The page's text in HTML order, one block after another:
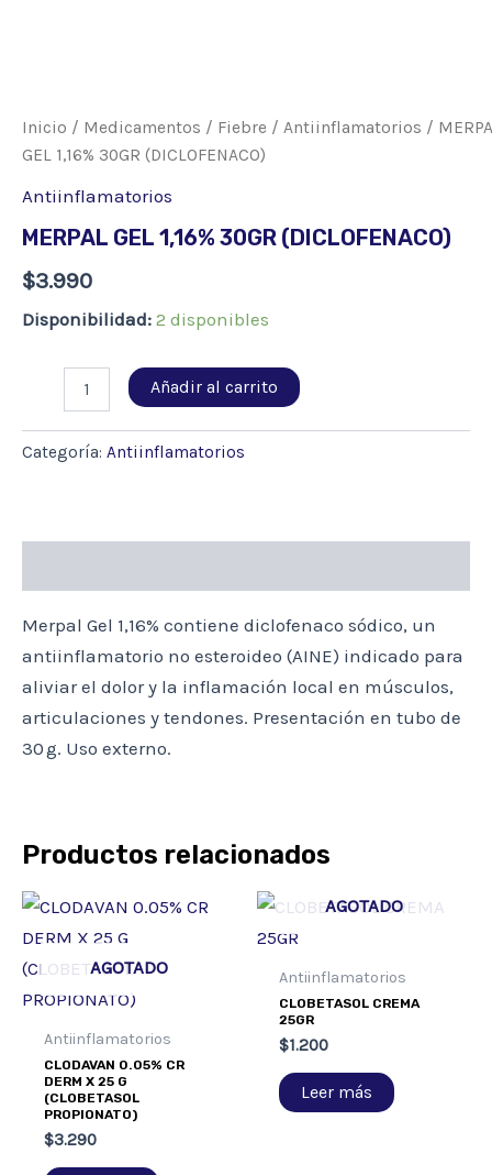
Inicio / Medicamentos / Fiebre / Antiinflamatorios /
GEL 1,16% 30GR (DICLOFENACO)
Antiinflamatorios
MERPAL GEL 1,16% 30GR (DICLOFENACO)
$3.990
Disponibilidad: 2 disponibles
30GR
(DICLOFENACO)
Añadir al carrito
Categoría: Antiinflamatorios
Merpal Gel 1,16% contiene diclofenaco sódico, un
antiinflamatorio no esteroideo (AINE) indicado para
aliviar el dolor y la inflamación local en músculos,
articulaciones y tendones. Presentación en tubo de
30 g. Uso externo.
Productos relacionados
AGOTADO
Antiinflamatorios
CLODAVAN 0.05% CR
DERM X 25 G
(CLOBETASOL
PROPIONATO)
$3.290
AGOTADO
Antiinflamatorios
CLOBETASOL CREMA
25GR
$1.200
Leer más